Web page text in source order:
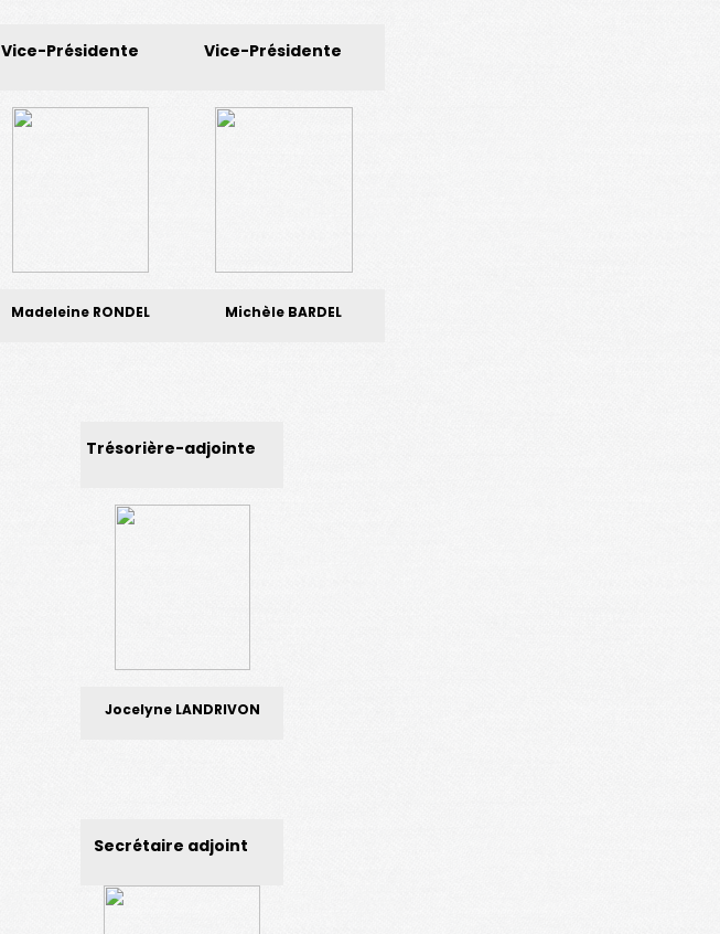
Vice-Présidente Vice-Présidente
Madeleine RONDEL Michèle BARDEL
Trésorière-adjointe
Jocelyne LANDRIVON
Secrétaire adjoint